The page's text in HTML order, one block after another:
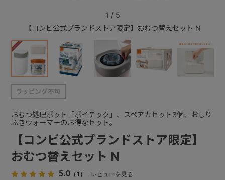
【コンビ公式ブランドストア限定】おむつ替えセット N
1 / 5
【コンビ公式ブランドストア限定】
おむつ替えセット N
5.0（1） レビューを見る
おむつ処理ポット「ポイテック」、スペアカセット3個、おしり
ふきウォーマーのお得なセット。